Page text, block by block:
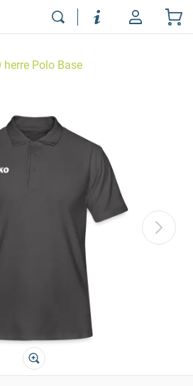
herre Polo Base